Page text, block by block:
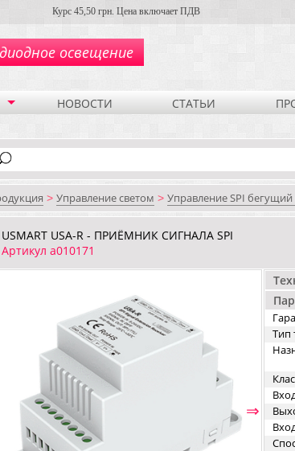
Курс 45,50 грн. Цена включает ПДВ
освещение
НОВОСТИ СТАТЬИ
> Управление светом > Управление SPI бегущий
USMART USA-R - ПРИЁМНИК СИГНАЛА SPI
Артикул a010171
⇒
Тип